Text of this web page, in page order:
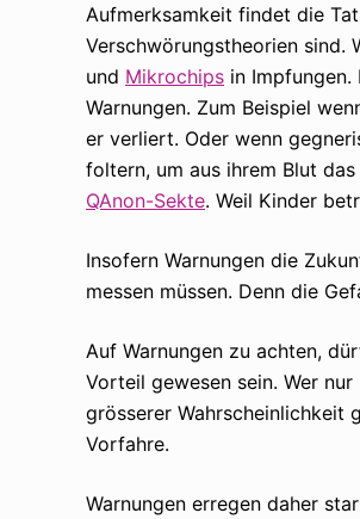
Aufmerksamkeit findet die
Verschwörungstheorien sind.
und Mikrochips in Impfungen.
Warnungen. Zum Beispiel
er verliert. Oder wenn
foltern, um aus ihrem Blut
QAnon-Sekte. Weil Kinder
Insofern Warnungen die
messen müssen. Denn die
Auf Warnungen zu achten,
Vorteil gewesen sein. Wer
grösserer Wahrscheinlichkeit
Vorfahre.
Warnungen erregen daher